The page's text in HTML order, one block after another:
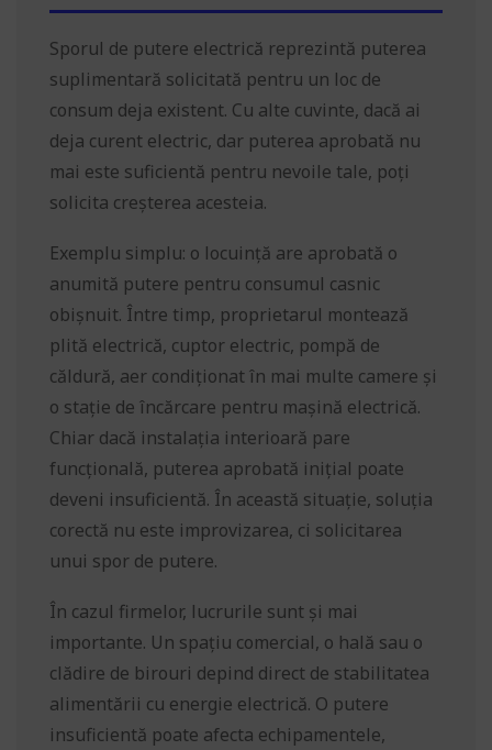
Sporul de putere electrică reprezintă puterea
suplimentară solicitată pentru un loc de
consum deja existent. Cu alte cuvinte, dacă ai
deja curent electric, dar puterea aprobată nu
mai este suficientă pentru nevoile tale, poți
solicita creșterea acesteia.
Exemplu simplu: o locuință are aprobată o
anumită putere pentru consumul casnic
obișnuit. Între timp, proprietarul montează
plită electrică, cuptor electric, pompă de
căldură, aer condiționat în mai multe camere și
o stație de încărcare pentru mașină electrică.
Chiar dacă instalația interioară pare
funcțională, puterea aprobată inițial poate
deveni insuficientă. În această situație, soluția
corectă nu este improvizarea, ci solicitarea
unui spor de putere.
În cazul firmelor, lucrurile sunt și mai
importante. Un spațiu comercial, o hală sau o
clădire de birouri depind direct de stabilitatea
alimentării cu energie electrică. O putere
insuficientă poate afecta echipamentele,